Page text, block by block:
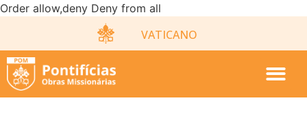
Order allow,deny Deny from all
VATICANO